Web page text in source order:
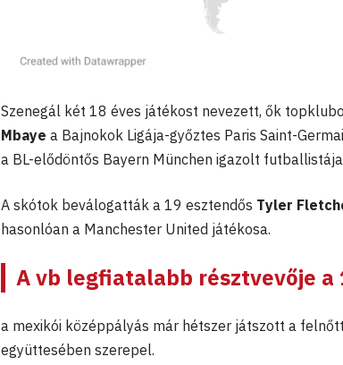
Szenegál két 18 éves játékost nevezett, ők
Mbaye a Bajnokok Ligája-győztes Paris Saint-
a BL-elődöntős Bayern München igazolt
A skótok beválogatták a 19 esztendős Tyler
hasonlóan a Manchester United játékosa.
A vb legfiatalabb résztvevője a
a mexikói középpályás már hétszer játszott a
együttesében szerepel.